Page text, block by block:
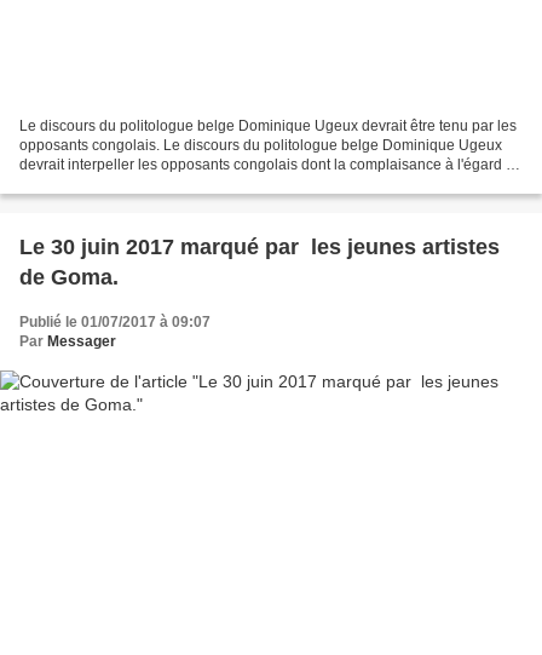
Le discours du politologue belge Dominique Ugeux devrait être tenu par les
opposants congolais. Le discours du politologue belge Dominique Ugeux
devrait interpeller les opposants congolais dont la complaisance à l'égard de
Le 30 juin 2017 marqué par les jeunes artistes
de Goma.
Publié le 01/07/2017 à 09:07
Par Messager